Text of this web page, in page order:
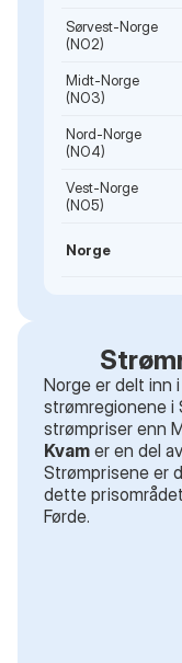
Sørvest-Norge
(NO2)
Midt-Norge
(NO3)
Nord-Norge
(NO4)
Vest-Norge
(NO5)
Norge
Norge er delt inn
strømregionene i
strømpriser enn
Kvam er en del
Strømprisene er
dette prisområdet
Førde.